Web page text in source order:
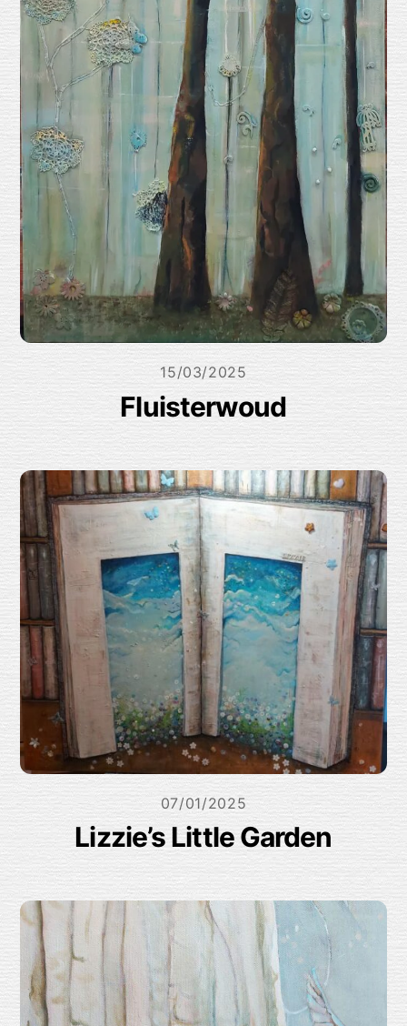
15/03/2025
Fluisterwoud
07/01/2025
Lizzie’s Little Garden